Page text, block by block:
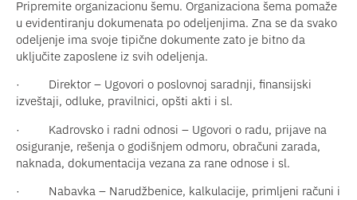
Pripremite organizacionu šemu. Organizaciona šema pomaže
u evidentiranju dokumenata po odeljenjima. Zna se da svako
odeljenje ima svoje tipične dokumente zato je bitno da
uključite zaposlene iz svih odeljenja.
· Direktor – Ugovori o poslovnoj saradnji, finansijski
izveštaji, odluke, pravilnici, opšti akti i sl.
· Kadrovsko i radni odnosi – Ugovori o radu, prijave na
osiguranje, rešenja o godišnjem odmoru, obračuni zarada,
naknada, dokumentacija vezana za rane odnose i sl.
· Nabavka – Narudžbenice, kalkulacije, primljeni računi i